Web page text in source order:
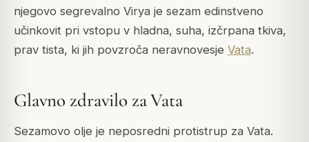
njegovo segrevalno Virya je sezam edinstveno
učinkovit pri vstopu v hladna, suha, izčrpana tkiva,
prav tista, ki jih povzroča neravnovesje Vata.
Glavno zdravilo za Vata
Sezamovo olje je neposredni protistrup za Vata.